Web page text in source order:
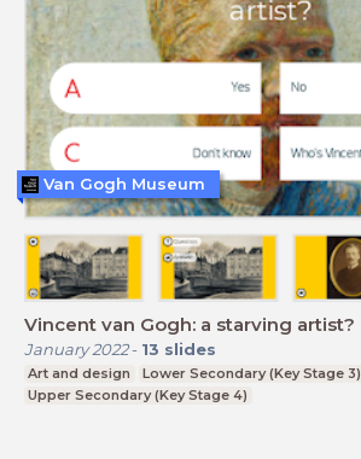
Vincent van Gogh: a starving artist?
January 2022- 13 slides
Art and design
Lower Secondary (Key Stage 3)
Upper Secondary (Key Stage 4)
Van Gogh Museum